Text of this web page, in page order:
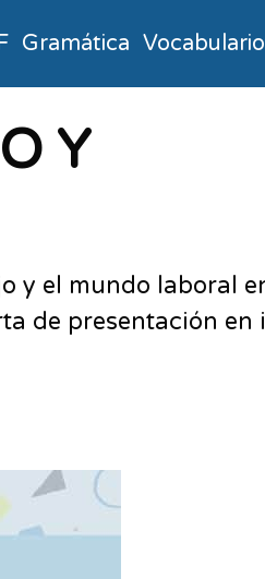
Gramática Vocabulario
Y
y el mundo laboral
de presentación